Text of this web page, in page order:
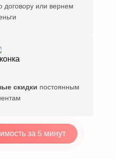
договору или вернем
скидки постоянным
за 5 минут